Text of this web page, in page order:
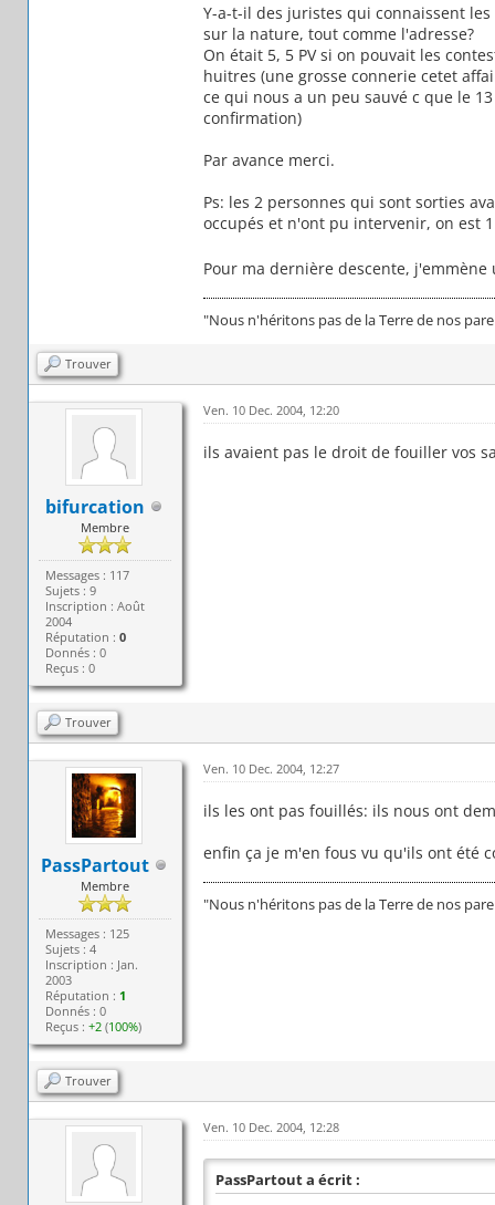
Y-a-t-il des juristes qui connaissent
sur la nature, tout comme l'adresse?
On était 5, 5 PV si on pouvait les
huitres (une grosse connerie cetet
ce qui nous a un peu sauvé c que le
confirmation)
Par avance merci.
Ps: les 2 personnes qui sont sorties
occupés et n'ont pu intervenir, on est
Pour ma dernière descente,
"Nous n'héritons pas de la Terre de nos
Trouver
bifurcation
Membre
Messages : 117
Sujets : 9
Inscription : Août
2004
Réputation :0
Donnés : 0
Reçus : 0
Ven. 10 Dec. 2004, 12:20
ils avaient pas le droit de fouiller vos
Trouver
PassPartout
Membre
Messages : 125
Sujets : 4
Inscription : Jan.
2003
Réputation : 1
Donnés : 0
Reçus :+2 (100%)
Ven. 10 Dec. 2004, 12:27
ils les ont pas fouillés: ils nous ont
enfin ça je m'en fous vu qu'ils ont été
"Nous n'héritons pas de la Terre de nos
Trouver
Ven. 10 Dec. 2004, 12:28
PassPartout a écrit :